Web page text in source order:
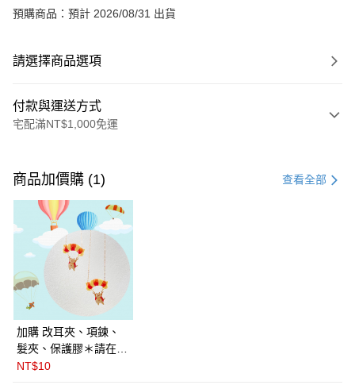
預購商品：預計 2026/08/31 出貨
請選擇商品選項
付款與運送方式
宅配滿NT$1,000免運
信用卡一次付款
LINE Pay
Apple Pay
Google Pay
全盈+PAY
ATM付款
商品加價購 (1) 查看全部
加購 改耳夾、項鍊、
髮夾、保護膠＊請在訂
單備註商品及欲修改的
NT$10